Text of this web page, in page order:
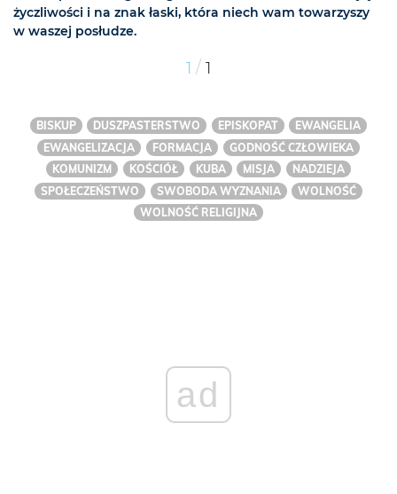
życzliwości i na znak łaski, która niech wam towarzyszy
w waszej posłudze.
1 / 1
BISKUP DUSZPASTERSTWO EPISKOPAT
EWANGELIA
EWANGELIZACJA
FORMACJA
GODNOŚĆ CZŁOWIEKA
KOMUNIZM
KOŚCIÓŁ KUBA MISJA
NADZIEJA
SPOŁECZEŃSTWO
SWOBODA WYZNANIA
WOLNOŚĆ
WOLNOŚĆ RELIGIJNA
ad